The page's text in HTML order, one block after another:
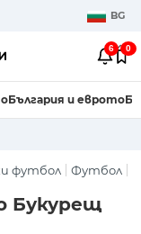
BG
6 0
България и еврото
футбол Футбол
Букурещ